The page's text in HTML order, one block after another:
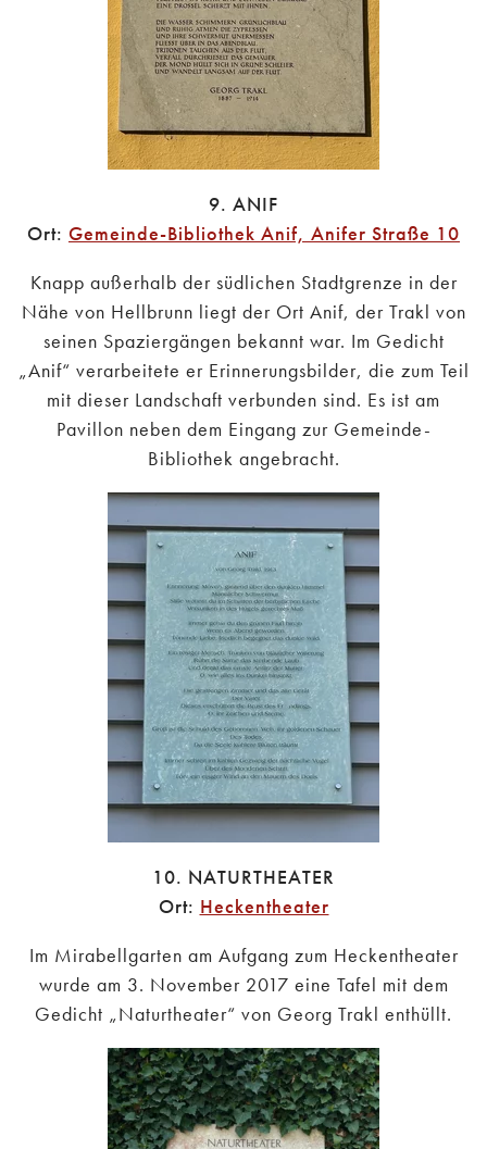
9. ANIF
Ort: Gemeinde-Bibliothek Anif, Anifer Straße 10
Knapp außerhalb der südlichen Stadtgrenze in der
Nähe von Hellbrunn liegt der Ort Anif, der Trakl von
seinen Spaziergängen bekannt war. Im Gedicht
„Anif“ verarbeitete er Erinnerungsbilder, die zum Teil
mit dieser Landschaft verbunden sind. Es ist am
Pavillon neben dem Eingang zur Gemeinde-
Bibliothek angebracht.
10. NATURTHEATER
Ort: Heckentheater
Im Mirabellgarten am Aufgang zum Heckentheater
wurde am 3. November 2017 eine Tafel mit dem
Gedicht „Naturtheater“ von Georg Trakl enthüllt.